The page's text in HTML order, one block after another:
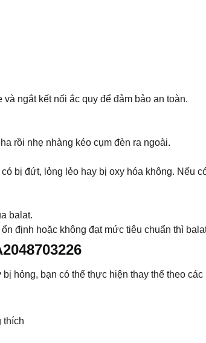
ngắt kết nối ắc quy để đảm bảo an toàn.
rồi nhẹ nhàng kéo cụm đèn ra ngoài.
bị đứt, lỏng lẻo hay bị oxy hóa không. Nếu
balat.
định hoặc không đạt mức tiêu chuẩn thì
bị hỏng, bạn có thể thực hiện thay thế theo
thích